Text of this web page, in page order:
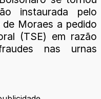
instaurada pelo
de Moraes a pedido
(TSE) em razão
nas urnas